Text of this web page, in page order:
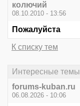
колючий
08.10.2010 - 13:56
Пожалуйста
К списку тем
Интересные темы
forums-kuban.ru
06.08.2026 - 10:06